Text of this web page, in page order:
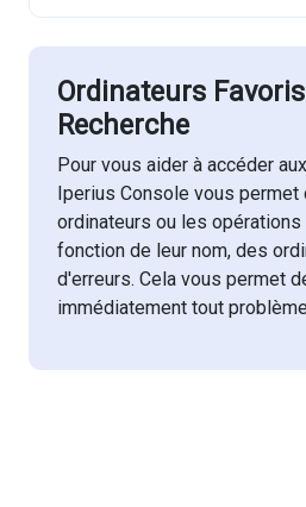
Ordinateurs
Recherche
Pour vous aider à accéder
Iperius Console vous
ordinateurs ou les
fonction de leur nom, des
d'erreurs. Cela vous permet
immédiatement tout